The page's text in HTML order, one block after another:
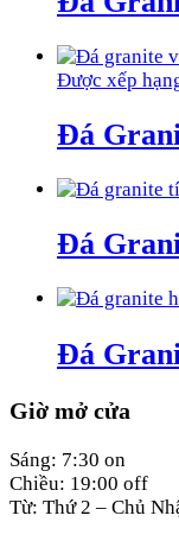
Được xếp
Đá
Đá
Đá
Giờ mở cửa
Sáng: 7:30 on
Chiều: 19:00 off
Từ: Thứ 2 – Chủ